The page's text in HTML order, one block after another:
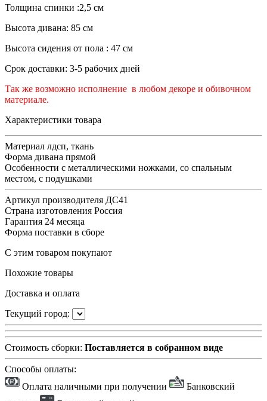
Толщина спинки :2,5 см
Высота дивана: 85 см
Высота сидения от пола : 47 см
Срок доставки: 3-5 рабочих дней
Так же возможно исполнение в любом декоре и обивочном
материале.
Характеристики товара
Материал лдсп, ткань
Форма дивана прямой
Особенности с металлическими ножками, со спальным
местом, с подушками
Артикул производителя ДС41
Страна изготовления Россия
Гарантия 24 месяца
Форма поставки в сборе
С этим товаром покупают
Похожие товары
Доставка и оплата
Текущий город:
Стоимость сборки: Поставляется в собранном виде
Способы оплаты:
Оплата наличными при получении
Банковский